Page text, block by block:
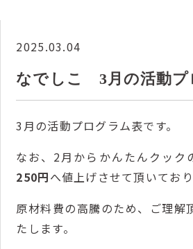
2025.03.04
なでしこ 3月の活動プ
3月の活動プログラム表です。
なお、2月からかんたんクック
250円へ値上げさせて頂いており
原材料費の高騰のため、ご理解
たします。